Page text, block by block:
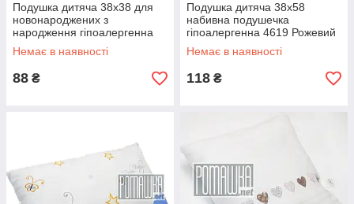
Подушка дитяча 38х38 для
новонароджених з
народження гіпоалергенна
4559 Рожевий
Немає в наявності
88 ₴
Подушка дитяча 38х58
набивна подушечка
гіпоалергенна 4619 Рожевий
Немає в наявності
118 ₴